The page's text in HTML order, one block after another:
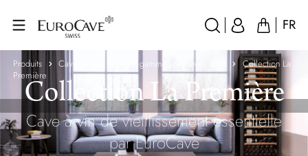
FR
Produits Caves à vins Nos gammes de caves à vin
Collection La
Première
Collection La Première
Cave à vin de vieillissement essentielle
par EuroCave